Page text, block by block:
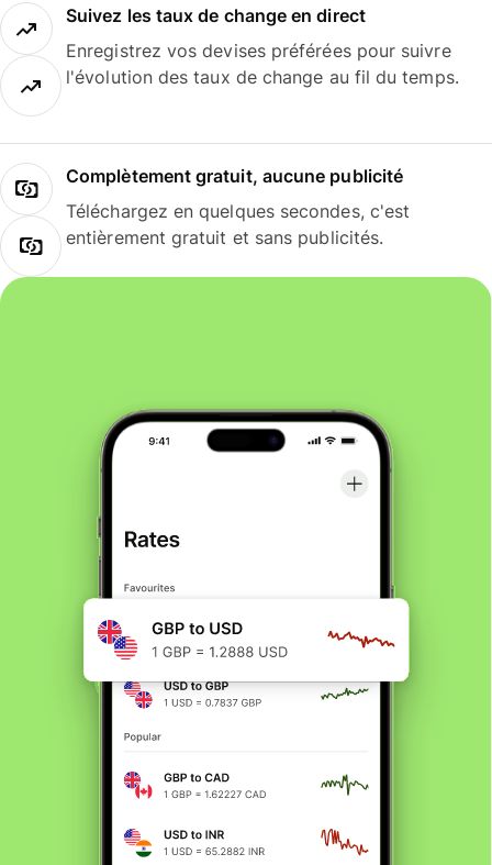
Suivez les taux de change en direct
Enregistrez vos devises préférées pour suivre
l'évolution des taux de change au fil du temps.
Complètement gratuit, aucune publicité
Téléchargez en quelques secondes, c'est
entièrement gratuit et sans publicités.